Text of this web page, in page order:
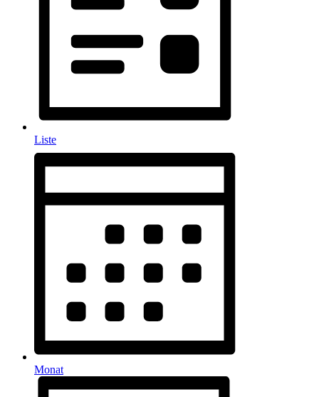
Liste
Monat